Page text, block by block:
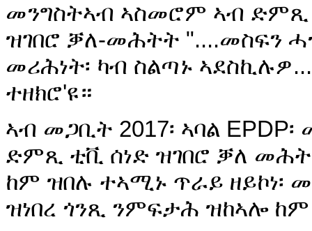
መንግስትኣብ ኣስመሮም ኣብ ድምጺ
ዝገበሮ ቓለ-መሕትት "....መስፍን
መሪሕነት፡ ካብ ስልጣኑ
ተዘክሮ'ዩ።
ኣብ መጋቢት 2017፡ ኣባል
ድምጺ ቲቪ ሰነድ ዝገበሮ ቓለ
ከም ዝበሉ ተኣሚኑ ጥራይ ዘይኮነ፡
ዝነበረ ጎንጺ ንምፍታሕ ዝከኣሎ ከም